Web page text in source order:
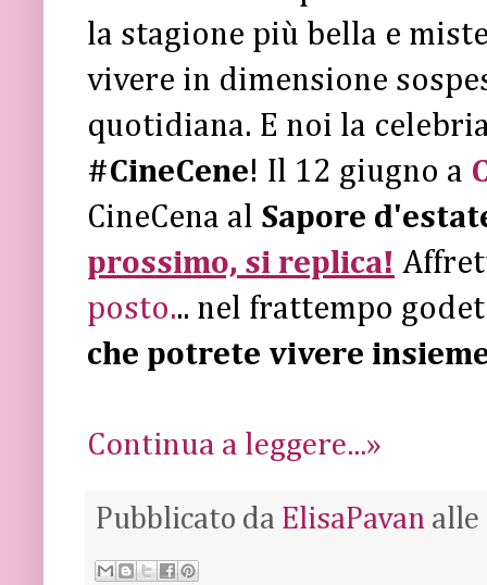
la stagione più bella e
vivere in dimensione
quotidiana. E noi la
#CineCene! Il 12 giugno a
CineCena al Sapore
prossimo, si replica!
posto... nel frattempo
che potrete vivere
Continua a leggere...»
Pubblicato da ElisaPavan alle